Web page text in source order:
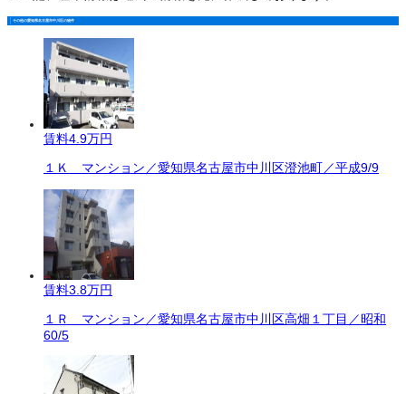
その他の愛知県名古屋市中川区の物件
賃料4.9万円
１Ｋ マンション／愛知県名古屋市中川区澄池町／平成9/9
賃料3.8万円
１Ｒ マンション／愛知県名古屋市中川区高畑１丁目／昭和
60/5